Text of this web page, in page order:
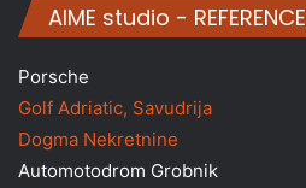
AIME studio - REFERENCE
Porsche
Golf Adriatic, Savudrija
Dogma Nekretnine
Automotodrom Grobnik